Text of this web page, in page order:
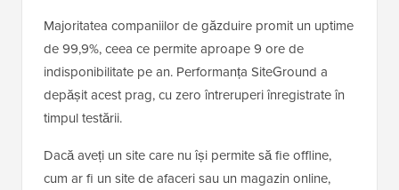
Majoritatea companiilor de găzduire promit un uptime
de 99,9%, ceea ce permite aproape 9 ore de
indisponibilitate pe an. Performanța SiteGround a
depășit acest prag, cu zero întreruperi înregistrate în
timpul testării.
Dacă aveți un site care nu își permite să fie offline,
cum ar fi un site de afaceri sau un magazin online,